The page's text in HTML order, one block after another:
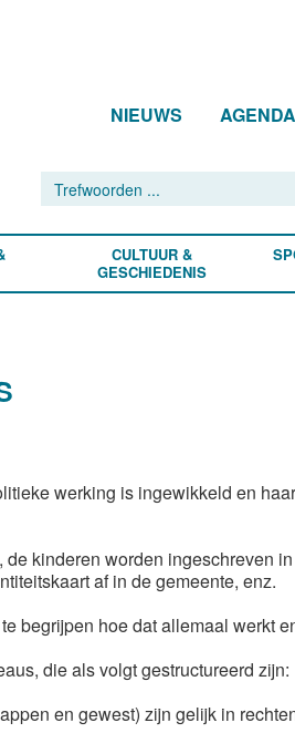
NIEUWS AGENDA
CULTUUR &
GESCHIEDENIS
werking is ingewikkeld en
kinderen worden ingeschreven
af in de gemeente, enz.
begrijpen hoe dat allemaal werkt
die als volgt gestructureerd zijn:
en gewest) zijn gelijk in